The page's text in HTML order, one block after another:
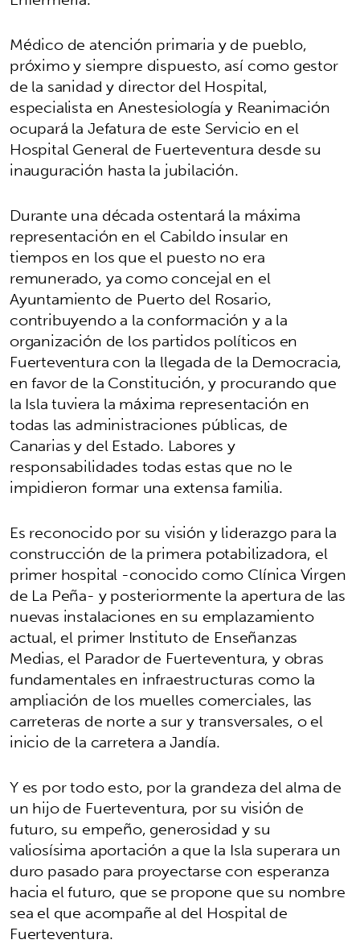
Médico de atención primaria y de pueblo,
próximo y siempre dispuesto, así como gestor
de la sanidad y director del Hospital,
especialista en Anestesiología y Reanimación
ocupará la Jefatura de este Servicio en el
Hospital General de Fuerteventura desde su
inauguración hasta la jubilación.
Durante una década ostentará la máxima
representación en el Cabildo insular en
tiempos en los que el puesto no era
remunerado, ya como concejal en el
Ayuntamiento de Puerto del Rosario,
contribuyendo a la conformación y a la
organización de los partidos políticos en
Fuerteventura con la llegada de la Democracia,
en favor de la Constitución, y procurando que
la Isla tuviera la máxima representación en
todas las administraciones públicas, de
Canarias y del Estado. Labores y
responsabilidades todas estas que no le
impidieron formar una extensa familia.
Es reconocido por su visión y liderazgo para la
construcción de la primera potabilizadora, el
primer hospital -conocido como Clínica Virgen
de La Peña- y posteriormente la apertura de las
nuevas instalaciones en su emplazamiento
actual, el primer Instituto de Enseñanzas
Medias, el Parador de Fuerteventura, y obras
fundamentales en infraestructuras como la
ampliación de los muelles comerciales, las
carreteras de norte a sur y transversales, o el
inicio de la carretera a Jandía.
Y es por todo esto, por la grandeza del alma de
un hijo de Fuerteventura, por su visión de
futuro, su empeño, generosidad y su
valiosísima aportación a que la Isla superara un
duro pasado para proyectarse con esperanza
hacia el futuro, que se propone que su nombre
sea el que acompañe al del Hospital de
Fuerteventura.